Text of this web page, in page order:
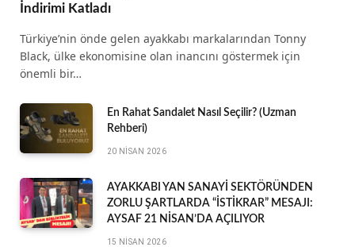
İndirimi Katladı
Türkiye’nin önde gelen ayakkabı markalarından Tonny
Black, ülke ekonomisine olan inancını göstermek için
önemli bir…
En Rahat Sandalet Nasıl Seçilir? (Uzman
Rehberi)
20 NISAN 2026
AYAKKABI YAN SANAYİ SEKTÖRÜNDEN
ZORLU ŞARTLARDA “İSTİKRAR” MESAJI:
AYSAF 21 NİSAN’DA AÇILIYOR
15 NISAN 2026